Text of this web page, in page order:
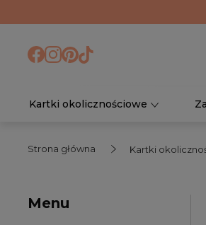
Kartki okolicznościowe
Strona główna Kartki
Menu